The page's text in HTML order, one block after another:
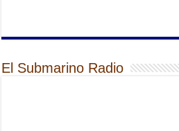
El Submarino Radio